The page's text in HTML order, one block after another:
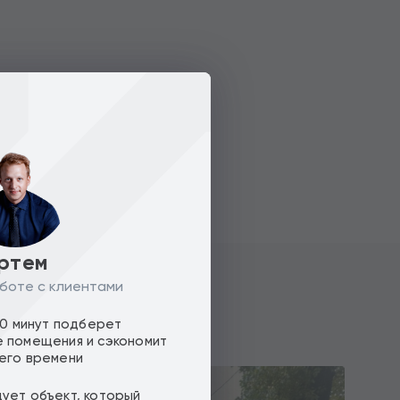
с клиентами
минут подберет
и сэкономит
времени
объект, который